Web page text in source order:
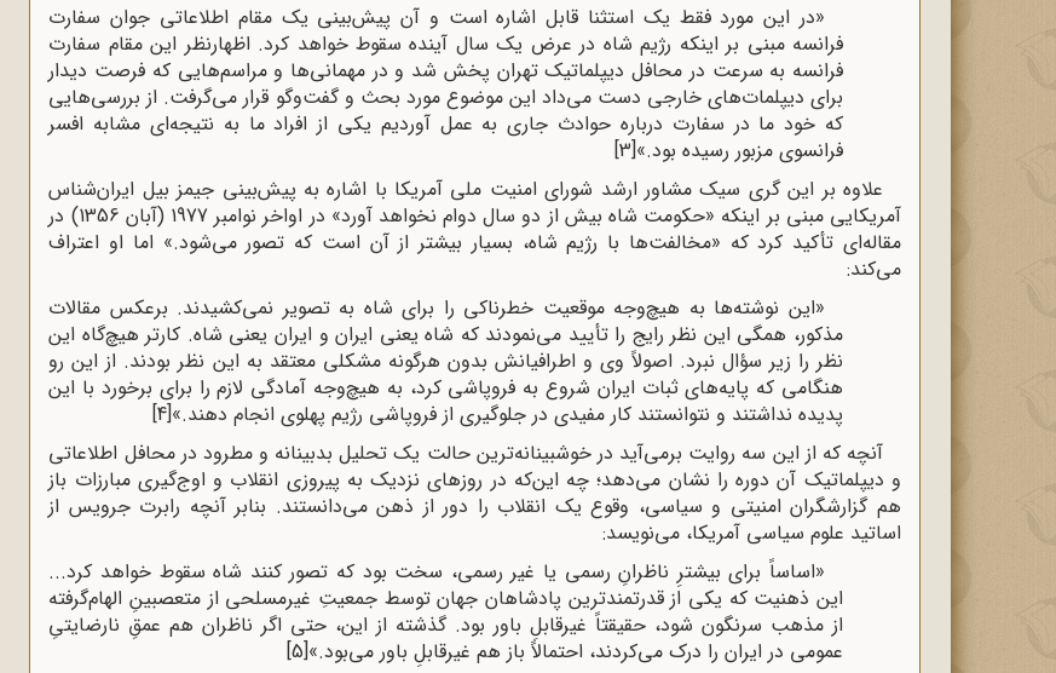
«در این مورد فقط یک استثنا قابل اشاره است و آن پیش‌بینی یک مقام اطلاعاتی جوان سفارت
فرانسه مبنی بر اینکه رژیم شاه در عرض یک سال آینده سقوط خواهد کرد. اظهارنظر این مقام سفارت
فرانسه به سرعت در محافل دیپلماتیک تهران پخش شد و در مهمانی‌ها و مراسم‌هایی که فرصت دیدار
برای دیپلمات‌های خارجی دست می‌داد این موضوع مورد بحث و گفت‌وگو قرار‌ می‌گرفت. از بررسی‌هایی
که خود ما در سفارت درباره حوادث جاری به عمل آوردیم یکی از افراد ما به نتیجه‌ای مشابه افسر
فرانسوی مزبور رسیده بود.»[3]
علاوه بر این گری سیک مشاور ارشد شورای امنیت ملی آمریکا با اشاره به پیش‌بینی جیمز بیل ایران‌شناس
آمریکایی مبنی بر اینکه «حکومت شاه بیش از دو سال دوام نخواهد آورد» در اواخر نوامبر 1977 (آبان 1356) در
مقاله‌ای تأکید کرد که «مخالفت‌ها با رژیم شاه، بسیار بیشتر از آن است که تصور می‌شود.» اما ‌او اعتراف
می‌کند:
«این نوشته‌ها به هیچ‌وجه موقعیت خطرناکی را برای شاه به تصویر نمی‌کشیدند. برعکس مقالات
مذکور، همگی این نظر رایج را تأیید می‌نمودند که شاه یعنی ایران و ایران یعنی شاه. کارتر هیچ‌گاه این
نظر را زیر سؤال نبرد. اصولاً وی و اطرافیانش بدون هرگونه مشکلی معتقد به این نظر بودند. از این رو
هنگامی که پایه‌های ثبات ایران شروع به فروپاشی کرد، به هیچ‌وجه آمادگی لازم را برای برخورد با این
پدیده نداشتند و نتوانستند کار مفیدی در جلوگیری از فروپاشی رژیم پهلوی انجام دهند.»[4]
آنچه که از این سه روایت برمی‌آید در خوشبینانه‌ترین حالت یک تحلیل بدبینانه و مطرود در محافل اطلاعاتی
و دیپلماتیک آن دوره را نشان می‌دهد؛ چه این‌که در روزهای نزدیک به پیروزی انقلاب و اوج‌گیری مبارزات باز
هم گزارشگران امنیتی و سیاسی، وقوع یک انقلاب را دور از ذهن می‌دانستند. بنابر آنچه رابرت جرویس از
اساتید علوم سیاسی آمریکا، می‌نویسد:
«اساساً برای بیشترِ ناظرانِ رسمی یا غیر رسمی، سخت بود که تصور کنند شاه سقوط خواهد کرد...
این ذهنیت که یکی از قدرتمندترین پادشاهان جهان توسط جمعیتِ غیرمسلحی از متعصبینِ الهام‌گرفته
از مذهب سرنگون شود، حقیقتاً غیرقابلِ باور بود. گذشته از این، حتی اگر ناظران هم عمقِ نارضایتیِ
عمومی در ایران را درک می‌کردند، احتمالاً باز هم غیرقابلِ باور می‌بود.»[5]